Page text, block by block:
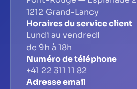
1212 Grand-Lancy
Horaires du service client
Lundi au vendredi
de 9h à 18h
Numéro de téléphone
+41 22 311 11 82
Adresse email